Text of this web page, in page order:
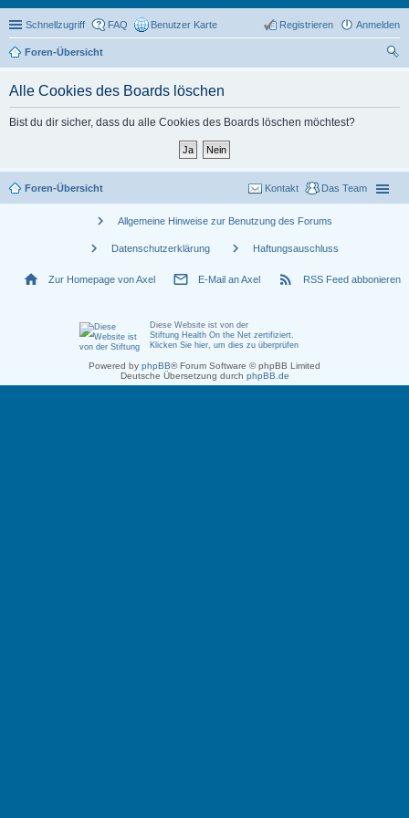
Schnellzugriff FAQ Benutzer Karte Anmelden
Registrieren
Foren-Übersicht
Alle Cookies des Boards löschen
Bist du dir sicher, dass du alle Cookies des Boards löschen möchtest?
Foren-Übersicht Das Team
Kontakt
chevron_right Allgemeine Hinweise zur Benutzung des Forums
chevron_right Datenschutzerklärung chevron_right Haftungsauschluss
home Zur Homepage von Axel mail_outline E-Mail an Axel rss_feed RSS Feed abbonieren
Diese Website ist von der
Stiftung Health On the Net zertifiziert.
Klicken Sie hier, um dies zu überprüfen
Powered by phpBB® Forum Software © phpBB Limited
Deutsche Übersetzung durch phpBB.de